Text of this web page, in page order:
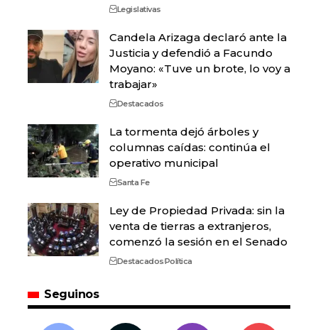
Legislativas
Candela Arizaga declaró ante la
Justicia y defendió a Facundo
Moyano: «Tuve un brote, lo voy a
trabajar»
Destacados
La tormenta dejó árboles y
columnas caídas: continúa el
operativo municipal
Santa Fe
Ley de Propiedad Privada: sin la
venta de tierras a extranjeros,
comenzó la sesión en el Senado
DestacadosPolítica
Seguinos